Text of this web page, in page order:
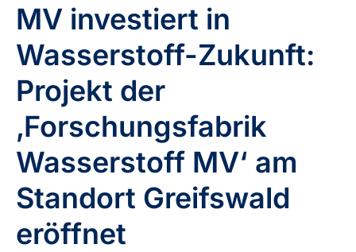
MV investiert in
Wasserstoff-Zukunft:
Projekt der
‚Forschungsfabrik
Wasserstoff MV‘ am
Standort Greifswald
eröffnet